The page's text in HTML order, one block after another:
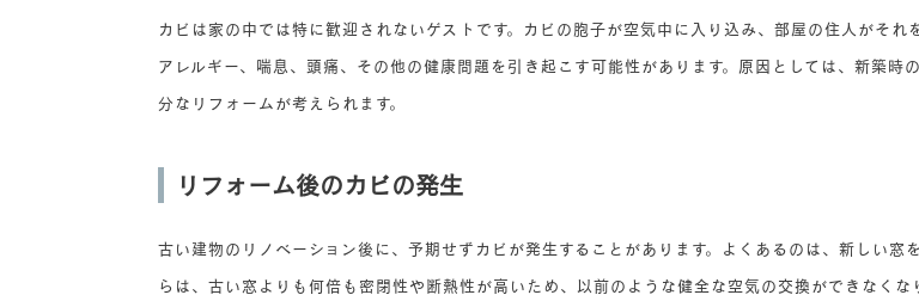
カビは家の中では特に歓迎されないゲストです。カビの胞子が空気中に入り込み、部屋の住人がそれ
アレルギー、喘息、頭痛、その他の健康問題を引き起こす可能性があります。原因としては、新築時
分なリフォームが考えられます。
リフォーム後のカビの発生
古い建物のリノベーション後に、予期せずカビが発生することがあります。よくあるのは、新しい窓
らは、古い窓よりも何倍も密閉性や断熱性が高いため、以前のような健全な空気の交換ができなくな